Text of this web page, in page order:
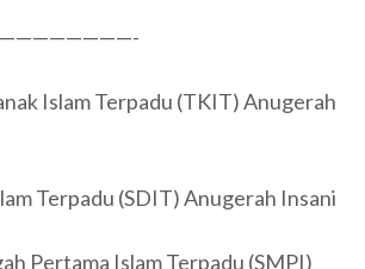
Islam Terpadu (TKIT) Anugerah
Terpadu (SDIT) Anugerah Insani
Pertama Islam Terpadu (SMPI)